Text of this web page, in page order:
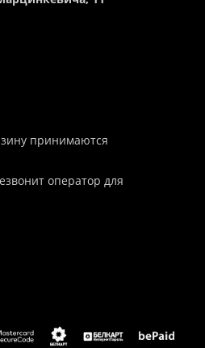
принимаются
оператор для